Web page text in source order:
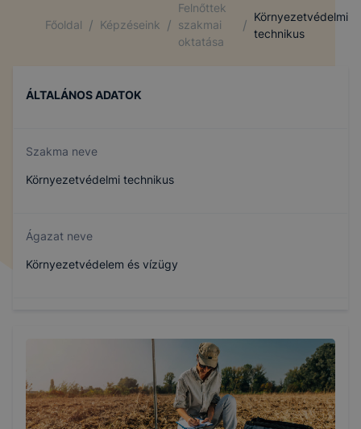
Főoldal / Képzéseink /
Felnőttek
szakmai
oktatása
/
Környezetvédelmi
technikus
ÁLTALÁNOS ADATOK
Szakma neve
Környezetvédelmi technikus
Ágazat neve
Környezetvédelem és vízügy
Képzés időtartama